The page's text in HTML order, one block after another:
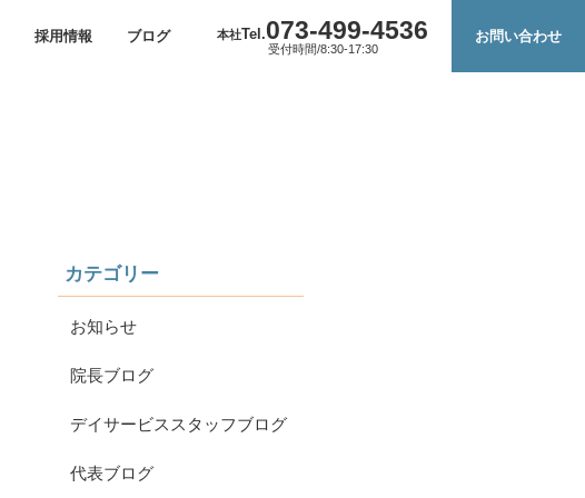
採用情報 ブログ 本社Tel.073-499-4536
受付時間/8:30-17:30
お問い合わせ
カテゴリー
お知らせ
院長ブログ
デイサービススタッフブログ
代表ブログ